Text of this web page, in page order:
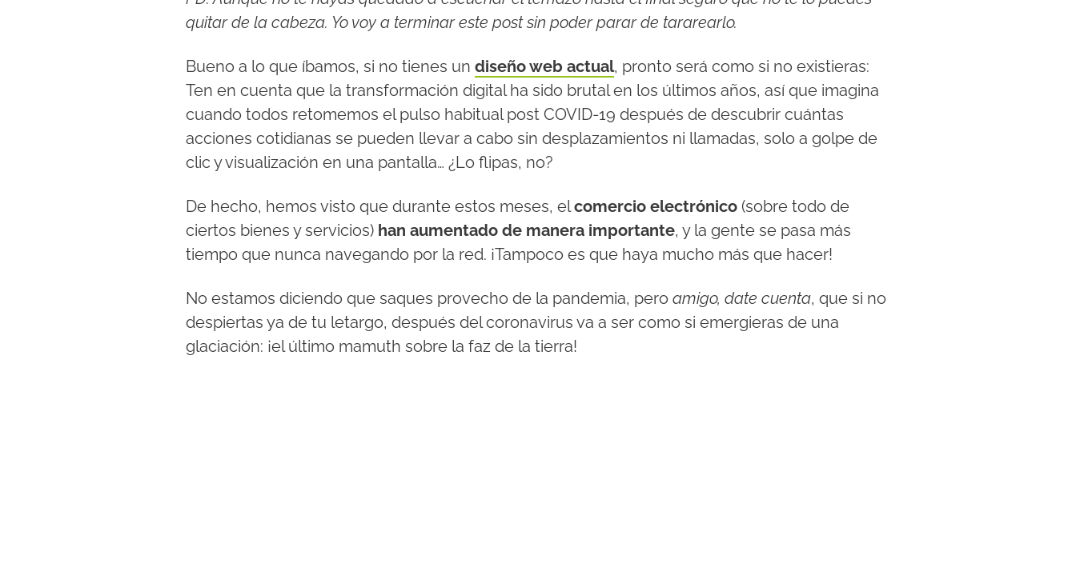
quitar de la cabeza. Yo voy a terminar este post sin poder parar de tararearlo.
Bueno a lo que íbamos, si no tienes un diseño web actual, pronto será como si no existieras:
Ten en cuenta que la transformación digitalha sido brutal en los últimos años, así que imagina
cuando todos retomemos el pulso habitual post COVID-19 después de descubrir cuántas
acciones cotidianas se pueden llevar a cabo sin desplazamientos ni llamadas, solo a golpe de
clic y visualización en una pantalla… ¿Lo flipas, no?
De hecho, hemos visto que durante estos meses, elcomercio electrónico (sobre todo de
ciertos bienes y servicios) han aumentado de manera importante, y la gente se pasa más
tiempo que nunca navegando por la red. ¡Tampoco es que haya mucho más que hacer!
No estamos diciendo que saques provecho de la pandemia, pero amigo, date cuenta, que si no
despiertas ya de tu letargo, después del coronavirus va a ser como si emergieras de una
glaciación: ¡el último mamuth sobre la faz de la tierra!